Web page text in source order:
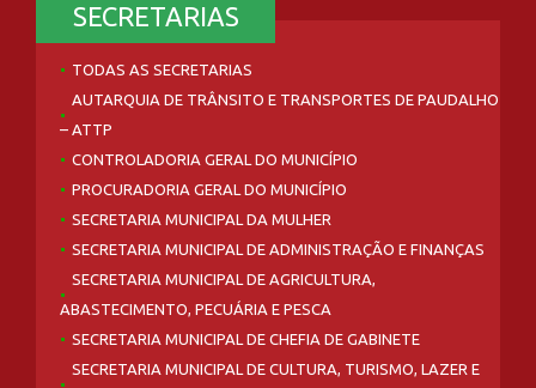
SECRETARIAS
TODAS AS SECRETARIAS
AUTARQUIA DE TRÂNSITO E TRANSPORTES DE PAUDALHO
– ATTP
CONTROLADORIA GERAL DO MUNICÍPIO
PROCURADORIA GERAL DO MUNICÍPIO
SECRETARIA MUNICIPAL DA MULHER
SECRETARIA MUNICIPAL DE ADMINISTRAÇÃO E FINANÇAS
SECRETARIA MUNICIPAL DE AGRICULTURA,
ABASTECIMENTO, PECUÁRIA E PESCA
SECRETARIA MUNICIPAL DE CHEFIA DE GABINETE
SECRETARIA MUNICIPAL DE CULTURA, TURISMO, LAZER E